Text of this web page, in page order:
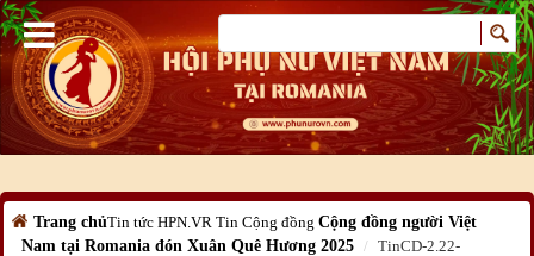
Trang chủTin tức HPN.VR Tin Cộng đồng Cộng đồng người Việt
Nam tại Romania đón Xuân Quê Hương 2025
TinCD-2.22-